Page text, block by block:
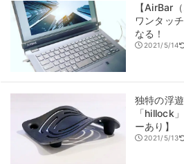
【AirBar
ワンタッ
なる！
2021/5/14
独特の浮
「hillock
ーあり】
2021/5/13